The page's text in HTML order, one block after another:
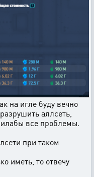
на игле буду вечно
аллсеть,
все проблемы.
при таком
иметь, то отвечу